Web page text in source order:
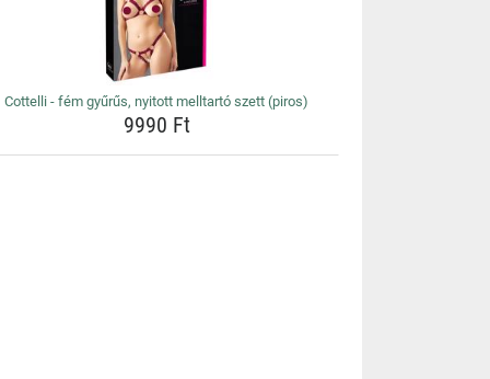
Cottelli - fém gyűrűs, nyitott melltartó szett (piros)
9990 Ft